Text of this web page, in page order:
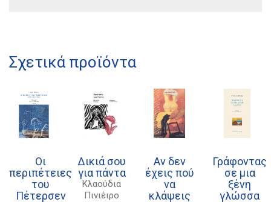
Σχετικά προϊόντα
Οι
περιπέτειες
του
Πέτερσεν
Δικιά σου
για πάντα
Κλαούδια
Πινιέιρο
Αν δεν
έχεις πού
να
κλάψεις
Γράφοντας
σε μια
ξένη
γλώσσα
kombrai.bs@gmail.com
Πολιτική προστασίας δεδομένων
Πολιτική επιστροφών
Τρόποι Πληρωμής
Όροι χρήσης